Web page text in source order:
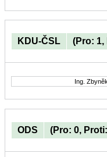
KDU-ČSL (Pro: 1,
Ing. Zbyněk
ODS (Pro: 0,